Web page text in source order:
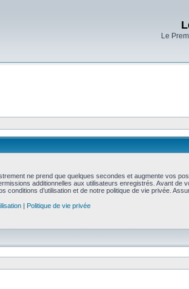
Le
ne prend que quelques secondes et augmente vos
additionnelles aux utilisateurs enregistrés. Avant de
conditions d’utilisation et de notre politique de vie privée.
| Politique de vie privée